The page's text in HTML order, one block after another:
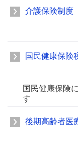
介護保険制度
国民健康保険
国民健康保険
す
後期高齢者医